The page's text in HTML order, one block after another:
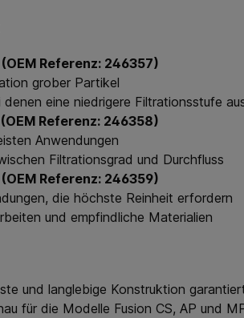
Referenz: 246357)
grober Partikel
eine niedrigere Filtrationsstufe
Referenz: 246358)
Anwendungen
Filtrationsgrad und Durchfluss
Referenz: 246359)
die höchste Reinheit erfordern
und empfindliche Materialien
und langlebige Konstruktion
für die Modelle Fusion CS, AP und